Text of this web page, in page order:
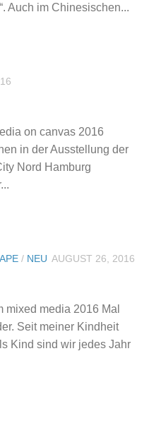
Auch im Chinesischen...
on canvas 2016
in der Ausstellung der
Nord Hamburg
/ NEU AUGUST 26, 2016
mixed media 2016 Mal
Seit meiner Kindheit
Kind sind wir jedes Jahr